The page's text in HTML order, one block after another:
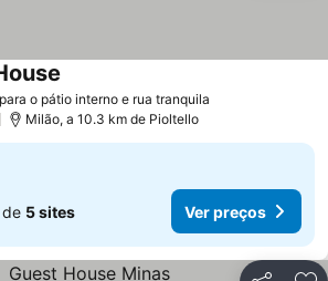
o pátio interno e rua tranquila
Milão, a 10.3 km de Pioltello
5 sites Ver preços